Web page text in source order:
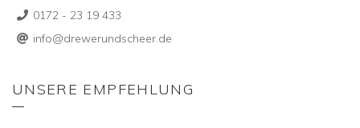
0172 - 23 19 433
info@drewerundscheer.de
UNSERE EMPFEHLUNG